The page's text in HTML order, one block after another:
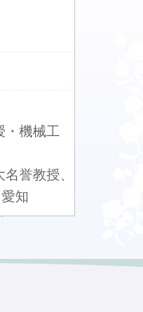
・機械工
誉教授、
知